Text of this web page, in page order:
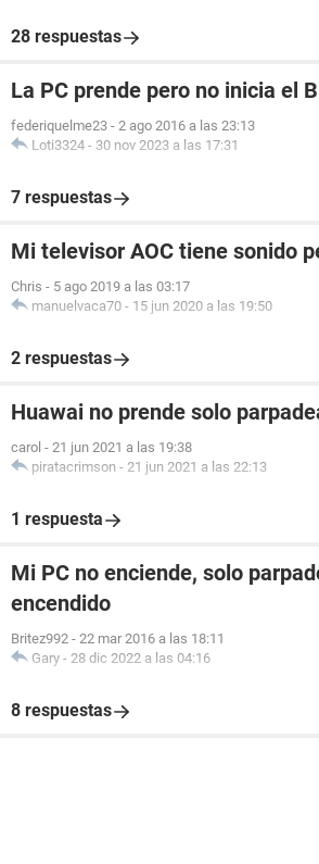
28 respuestas
La PC prende pero no inicia el
federiquelme23 - 2 ago 2016 a las 23:13
Loti3324 - 30 nov 2023 a las 17:31
7 respuestas
Mi televisor AOC tiene sonido
Chris - 5 ago 2019 a las 03:17
manuelvaca70 - 15 jun 2020 a las 19:50
2 respuestas
Huawai no prende solo
carol - 21 jun 2021 a las 19:38
piratacrimson - 21 jun 2021 a las 22:13
1 respuesta
Mi PC no enciende, solo
encendido
Britez992 - 22 mar 2016 a las 18:11
Gary - 28 dic 2022 a las 04:16
8 respuestas